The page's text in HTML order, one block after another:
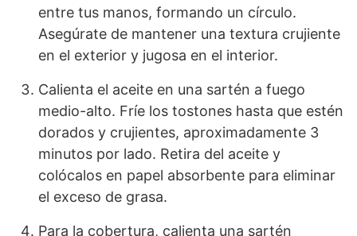
entre tus manos, formando un círculo.
Asegúrate de mantener una textura crujiente
en el exterior y jugosa en el interior.
Calienta el aceite en una sartén a fuego
medio-alto. Fríe los tostones hasta que estén
dorados y crujientes, aproximadamente 3
minutos por lado. Retira del aceite y
colócalos en papel absorbente para eliminar
el exceso de grasa.
Para la cobertura, calienta una sartén